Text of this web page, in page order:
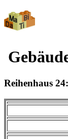
Reihenhaus